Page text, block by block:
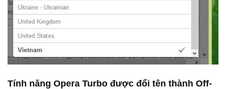
Tính năng Opera Turbo được đổi tên thành Off-